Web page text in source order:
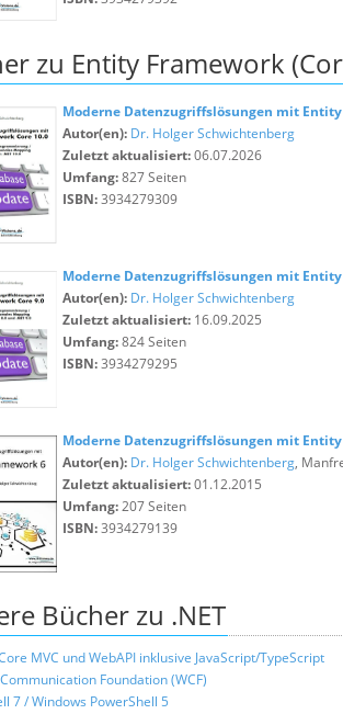
zu Entity Framework
Moderne Datenzugriffslösungen mit Entity
Autor(en): Dr. Holger Schwichtenberg
Zuletzt aktualisiert:06.07.2026
Umfang:827 Seiten
ISBN:3934279309
Moderne Datenzugriffslösungen mit Entity
Autor(en): Dr. Holger Schwichtenberg
Zuletzt aktualisiert: 16.09.2025
Umfang:824 Seiten
ISBN:3934279295
Moderne Datenzugriffslösungen mit
Autor(en): Dr. Holger Schwichtenberg,
Zuletzt aktualisiert:01.12.2015
Umfang:207 Seiten
ISBN:3934279139
Bücher zu .NET
MVC und WebAPI inklusive JavaScript/TypeScript
Foundation (WCF)
7 / Windows PowerShell 5